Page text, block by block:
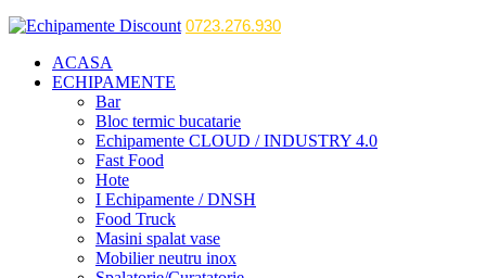
0723.276.930
ACASA
ECHIPAMENTE
Bar
Bloc termic bucatarie
Echipamente CLOUD / INDUSTRY 4.0
Fast Food
Hote
I Echipamente / DNSH
Food Truck
Masini spalat vase
Mobilier neutru inox